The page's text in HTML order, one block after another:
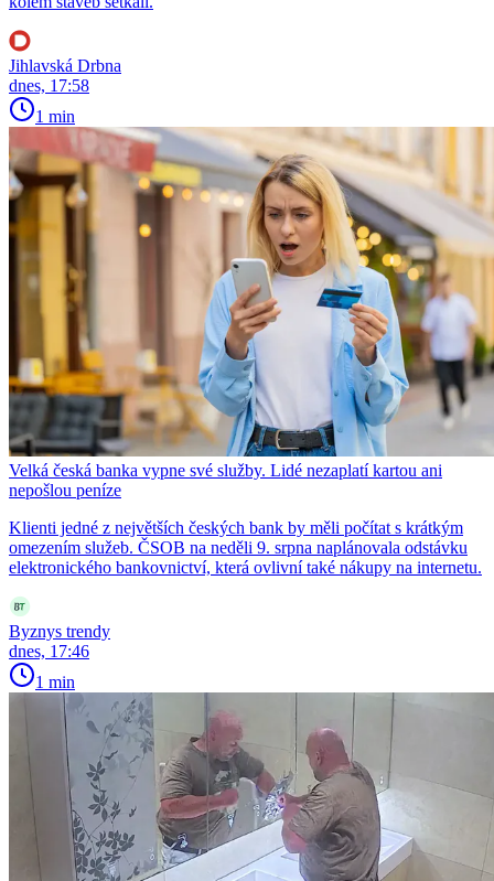
Jihlavská Drbna
dnes, 17:58
1 min
Velká česká banka vypne své služby. Lidé nezaplatí kartou ani
nepošlou peníze
Klienti jedné z největších českých bank by měli počítat s krátkým
omezením služeb. ČSOB na neděli 9. srpna naplánovala odstávku
elektronického bankovnictví, která ovlivní také nákupy na internetu.
Byznys trendy
dnes, 17:46
1 min